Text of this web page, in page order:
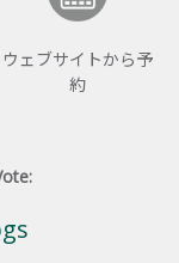
ウェブサイトから予
約